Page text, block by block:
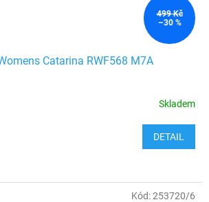
499 Kč
–30 %
Catarina RWF568 M7A
Skladem
DETAIL
Kód:253720/6